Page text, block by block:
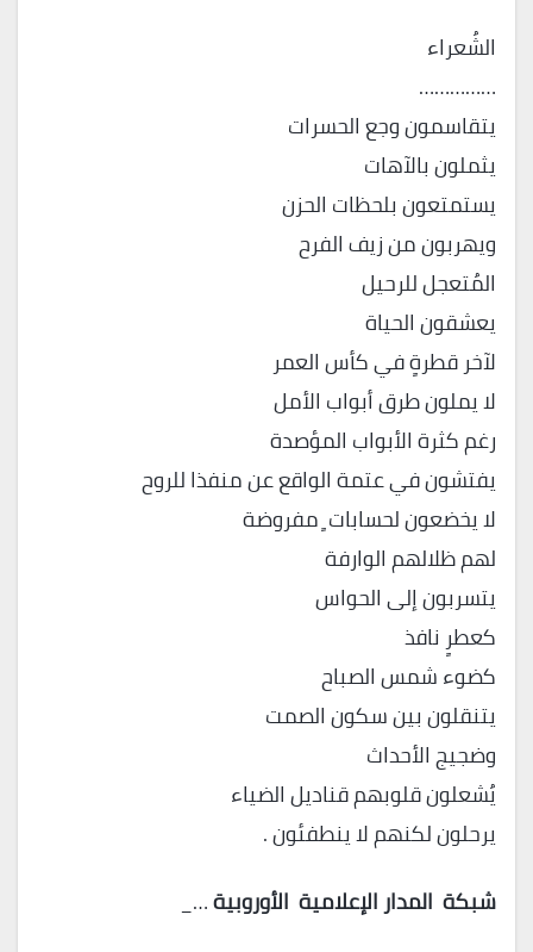
الشُعراء
……………
يتقاسمون وجع الحسرات
يثملون بالآهات
يستمتعون بلحظات الحزن
ويهربون من زيف الفرح
المُتعجل للرحيل
يعشقون الحياة
لآخر قطرةٍ في كأس العمر
لا يملون طرق أبواب الأمل
رغم كثرة الأبواب المؤصدة
يفتشون في عتمة الواقع عن منفذا للروح
لا يخضعون لحسابات ٍ مفروضة
لهم ظلالهم الوارفة
يتسربون إلى الحواس
كعطرٍ نافذ
كضوء شمس الصباح
يتنقلون بين سكون الصمت
وضجيج الأحداث
يُشعلون قلوبهم قناديل الضياء
يرحلون لكنهم لا ينطفئون .
شبكة المدار الإعلامية الأوروبية…_